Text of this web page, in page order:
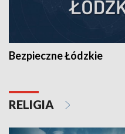
Bezpieczne Łódzkie
RELIGIA